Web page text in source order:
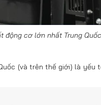
động cơ lớn nhất Trung Quốc
(và trên thế giới) là yếu